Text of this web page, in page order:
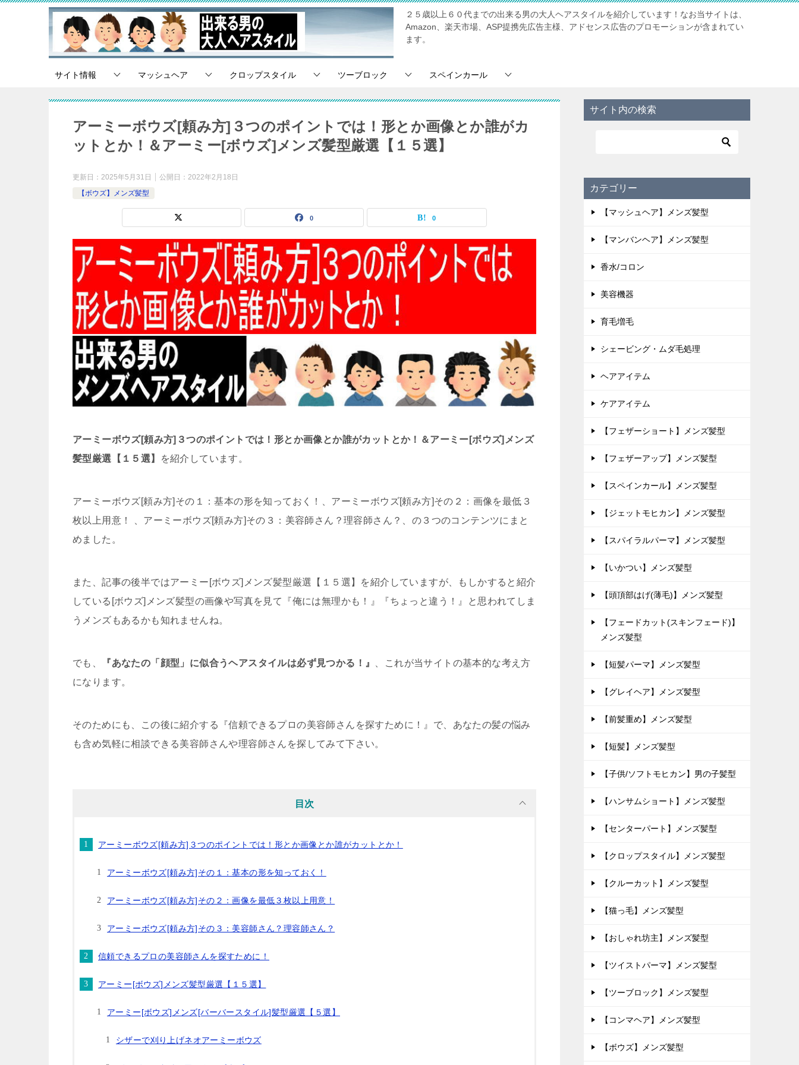
２５歳以上６０代までの出来る男の大人ヘアスタイルを紹介しています！なお当サイトは、
Amazon、楽天市場、ASP提携先広告主様、アドセンス広告のプロモーションが含まれてい
ます。
サイト情報 マッシュヘア クロップスタイル ツーブロック スペインカール
アーミーボウズ[頼み方]３つのポイントでは！形とか画像とか誰がカ
ットとか！＆アーミー[ボウズ]メンズ髪型厳選【１５選】
更新日： 2025年5月31日 公開日： 2022年2月18日
【ボウズ】メンズ髪型
0 0
アーミーボウズ[頼み方]３つのポイントでは！形とか画像とか誰がカットとか！＆アーミー[ボウズ]メンズ
髪型厳選【１５選】
を紹介しています。
アーミーボウズ[頼み方]その１：基本の形を知っておく！、アーミーボウズ[頼み方]その２：画像を最低３
枚以上用意！ 、アーミーボウズ[頼み方]その３：美容師さん？理容師さん？、の３つのコンテンツにまと
めました。
また、記事の後半ではアーミー[ボウズ]メンズ髪型厳選【１５選】を紹介していますが、もしかすると紹介
している[ボウズ]メンズ髪型の画像や写真を見て『俺には無理かも！』『ちょっと違う！』と思われてしま
うメンズもあるかも知れませんね。
でも、 『あなたの「顔型」に似合うヘアスタイルは必ず見つかる！』
、これが当サイトの基本的な考え方
になります。
そのためにも、この後に紹介する『信頼できるプロの美容師さんを探すために！』で、あなたの髪の悩み
も含め気軽に相談できる美容師さんや理容師さんを探してみて下さい。
目次
アーミーボウズ[頼み方]３つのポイントでは！形とか画像とか誰がカットとか！
アーミーボウズ[頼み方]その１：基本の形を知っておく！
アーミーボウズ[頼み方]その２：画像を最低３枚以上用意！
アーミーボウズ[頼み方]その３：美容師さん？理容師さん？
信頼できるプロの美容師さんを探すために！
アーミー[ボウズ]メンズ髪型厳選【１５選】
アーミー[ボウズ]メンズ[バーバースタイル]髪型厳選【５選】
シザーで刈り上げネオアーミーボウズ
サイト内の検索
カテゴリー
【マッシュヘア】メンズ髪型
【マンバンヘア】メンズ髪型
香水/コロン
美容機器
育毛増毛
シェービング・ムダ毛処理
ヘアアイテム
ケアアイテム
【フェザーショート】メンズ髪型
【フェザーアップ】メンズ髪型
【スペインカール】メンズ髪型
【ジェットモヒカン】メンズ髪型
【スパイラルパーマ】メンズ髪型
【いかつい】メンズ髪型
【頭頂部はげ(薄毛)】メンズ髪型
【フェードカット(スキンフェード)】
メンズ髪型
【短髪パーマ】メンズ髪型
【グレイヘア】メンズ髪型
【前髪重め】メンズ髪型
【短髪】メンズ髪型
【子供/ソフトモヒカン】男の子髪型
【ハンサムショート】メンズ髪型
【センターパート】メンズ髪型
【クロップスタイル】メンズ髪型
【クルーカット】メンズ髪型
【猫っ毛】メンズ髪型
【おしゃれ坊主】メンズ髪型
【ツイストパーマ】メンズ髪型
【ツーブロック】メンズ髪型
【コンマヘア】メンズ髪型
【ボウズ】メンズ髪型